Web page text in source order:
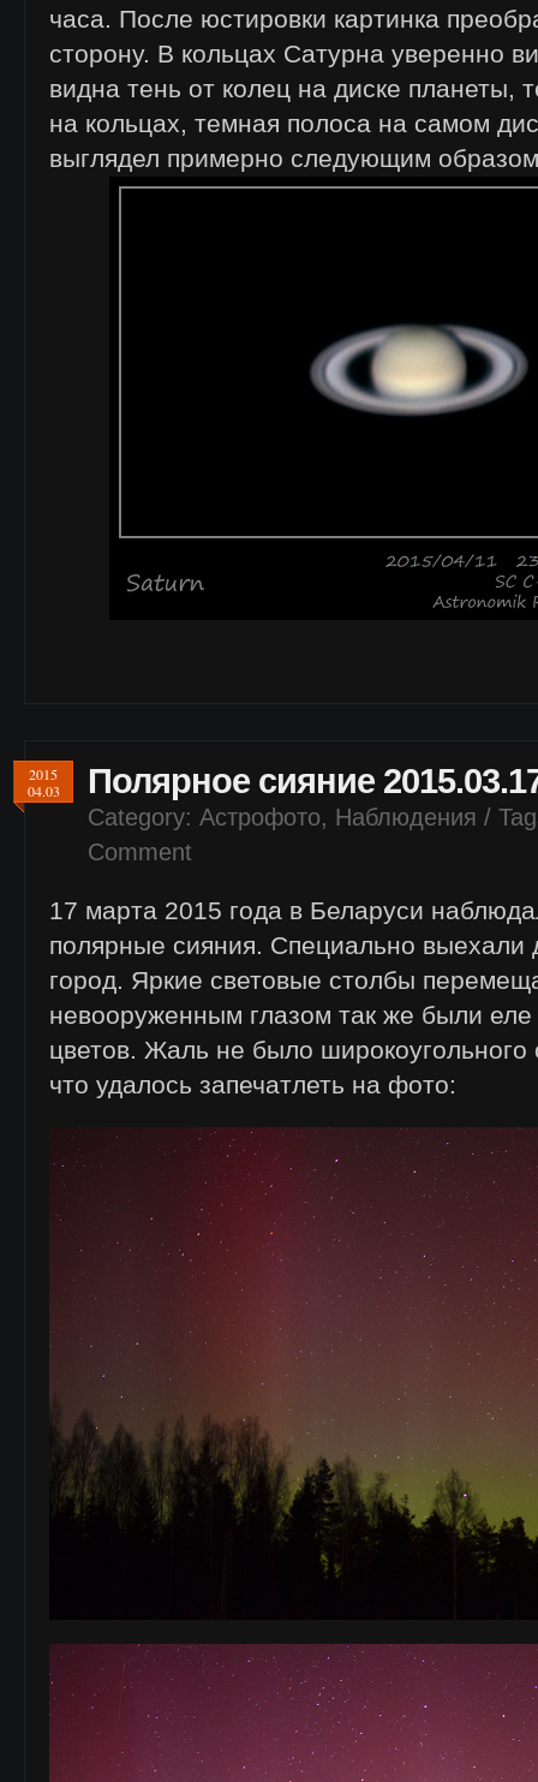
часа. После юстировки картинка
сторону. В кольцах Сатурна уверенно
видна тень от колец на диске планеты,
на кольцах, темная полоса на самом
выглядел примерно следующим
2015
04.03
Полярное сияние
Category: Астрофото, Наблюдения /
Comment
17 марта 2015 года в Беларуси
полярные сияния. Специально выехали
город. Яркие световые столбы
невооруженным глазом так же были
цветов. Жаль не было широкоугольного
что удалось запечатлеть на фото: